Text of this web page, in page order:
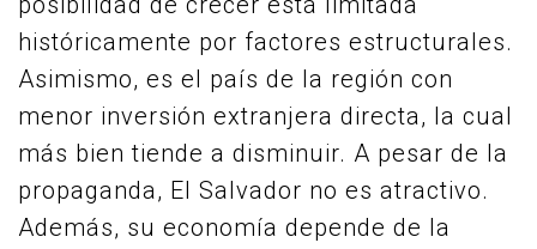
históricamente por factores estructurales.
Asimismo, es el país de la región con
menor inversión extranjera directa, la cual
más bien tiende a disminuir. A pesar de la
propaganda, El Salvador no es atractivo.
Además, su economía depende de la